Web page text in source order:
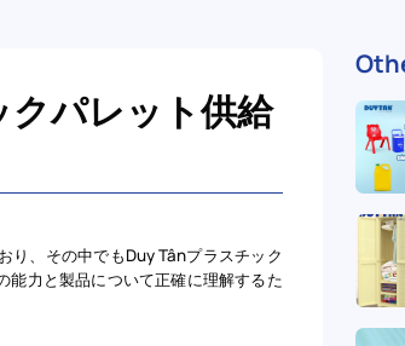
パレット供給
り、その中でもDuy Tânプラスチック
能力と製品について正確に理解するた